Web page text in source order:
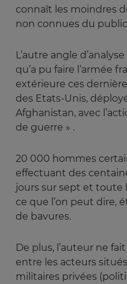
connaît les moindres
non connues du
L’autre angle
qu’a pu faire l’armée
extérieure ces
des Etats-Unis,
Afghanistan, avec
de guerre » .
20 000 hommes
effectuant des
jours sur sept et toute
ce que l’on peut dire,
de bavures.
De plus, l’auteur ne
entre les acteurs
militaires privées